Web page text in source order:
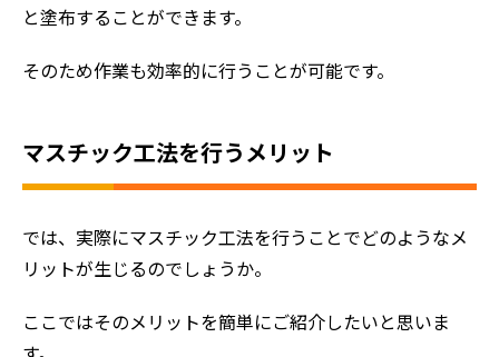
と塗布することができます。
そのため作業も効率的に行うことが可能です。
マスチック工法を行うメリット
では、実際にマスチック工法を行うことでどのようなメ
リットが生じるのでしょうか。
ここではそのメリットを簡単にご紹介したいと思いま